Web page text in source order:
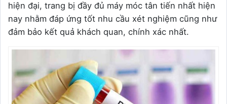
hiện đại, trang bị đầy đủ máy móc tân tiến nhất hiện
nay nhằm đáp ứng tốt nhu cầu xét nghiệm cũng như
đảm bảo kết quả khách quan, chính xác nhất.